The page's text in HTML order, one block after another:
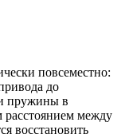
повсеместно:
до
пружины в
расстоянием между
восстановить